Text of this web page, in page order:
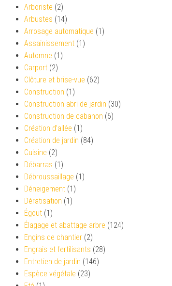
Arboriste (2)
Arbustes (14)
Arrosage automatique (1)
Assainissement (1)
Automne (1)
Carport (2)
Clôture et brise-vue (62)
Construction (1)
Construction abri de jardin (30)
Construction de cabanon (6)
Création d’allée (1)
Création de jardin (84)
Cuisine (2)
Débarras (1)
Débroussaillage (1)
Déneigement (1)
Dératisation (1)
Égout (1)
Élagage et abattage arbre (124)
Engins de chantier (2)
Engrais et fertilisants (28)
Entretien de jardin (146)
Espèce végétale (23)